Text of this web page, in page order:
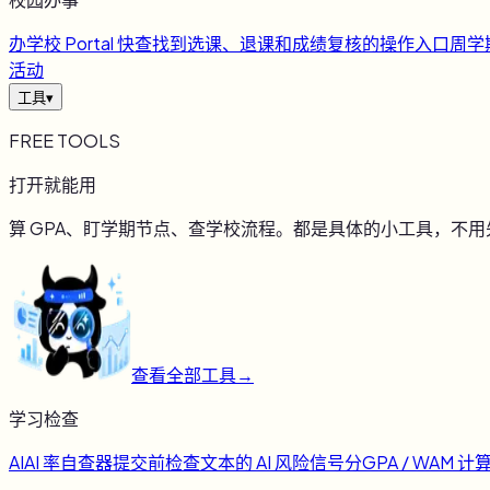
办学校 Portal 快查找到选课、退课和成绩复核的操作入口周学
活动
工具▾
FREE TOOLS
打开就能用
算 GPA、盯学期节点、查学校流程。都是具体的小工具，不
查看全部工具→
学习检查
AIAI 率自查器提交前检查文本的 AI 风险信号分GPA / WAM 计